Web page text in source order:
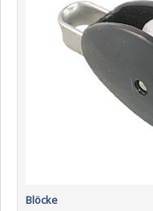
Blöcke